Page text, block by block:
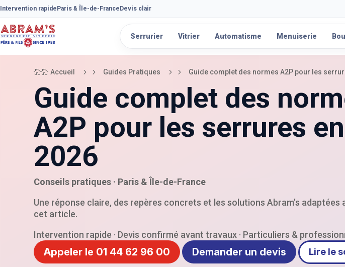
Intervention rapide Paris & Île-de-France Devis clair
Serrurier Vitrier Automatisme Menuiserie
 Accueil 5 Guides Pratiques 5 Guide complet des normes A2P pour les
Guide complet des
A2P pour les serrures en
2026
Conseils pratiques · Paris & Île-de-France
Une réponse claire, des repères concrets et les solutions Abram’s adaptées
cet article.
Intervention rapide · Devis confirmé avant travaux · Particuliers &
Appeler le 01 44 62 96 00 Demander un devis Lire le